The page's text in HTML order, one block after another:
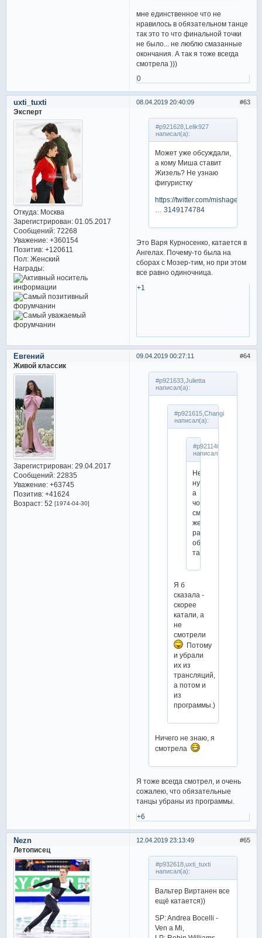
мне единственное что не
нравилось в обязательном танце
так это то что финальной точки
не было... не люблю смазанные
окончания. А так я тоже всегда
смотрела )))
0
63
08.04.2019 20:40:09
uxti_tuxti
Эксперт
Откуда:Москва
Зарегистрирован: 01.05.2017
Сообщений:72268
Уважение: +360154
Позитив: +120611
Пол:Женский
Награды:
#p921628,Lelik927
написал(а):
Может уже обсуждали,
а кому Миша ставит
Жизель? Не узнаю
фигуристку
https://twitter.com/mishageofficial/
… 3149174784
Это Варя Курносенко, катается в
Ангелах. Почему-то была на
сборах с Мозер-тим, но при этом
все равно одиночница.
+1
64
09.04.2019 00:27:11
Евгений
Живой классик
Зарегистрирован: 29.04.2017
Сообщений:22835
Уважение: +63745
Позитив: +41624
Возраст:52 [1974-04-30]
#p921633,Julietta
написал(а):
#p921615,Changi
написал(а):
#p921140,Julietta
написал(а):
Не,
ну
а
чо,
смотрели
же
раньше
обязательные
танцы!
Я б
сказала -
скорее
катали, а
не
смотрели
Потому
и убрали
их из
трансляций,
а потом и
из
программы.)
Ничего не знаю, я
смотрела
Я тоже всегда смотрел, и очень
сожалею, что обязательные
танцы убраны из программы.
+6
65
12.04.2019 23:13:49
Nezn
Летописец
#p932618,uxti_tuxti
написал(а):
Вальтер Виртанен все
ещё катается))
SP: Andrea Bocelli -
Ven a Mi,